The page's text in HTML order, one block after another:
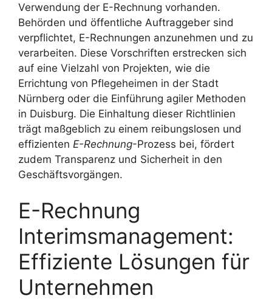
Verwendung der E-Rechnung vorhanden.
Behörden und öffentliche Auftraggeber sind
verpflichtet, E-Rechnungen anzunehmen und zu
verarbeiten. Diese Vorschriften erstrecken sich
auf eine Vielzahl von Projekten, wie die
Errichtung von Pflegeheimen in der Stadt
Nürnberg oder die Einführung agiler Methoden
in Duisburg. Die Einhaltung dieser Richtlinien
trägt maßgeblich zu einem reibungslosen und
effizienten E-Rechnung-Prozess bei, fördert
zudem Transparenz und Sicherheit in den
Geschäftsvorgängen.
E-Rechnung
Interimsmanagement:
Effiziente Lösungen für
Unternehmen